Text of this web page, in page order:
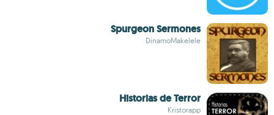
Spurgeon Sermones
DinamoMakelele
Historias de Terror
Kristorapp